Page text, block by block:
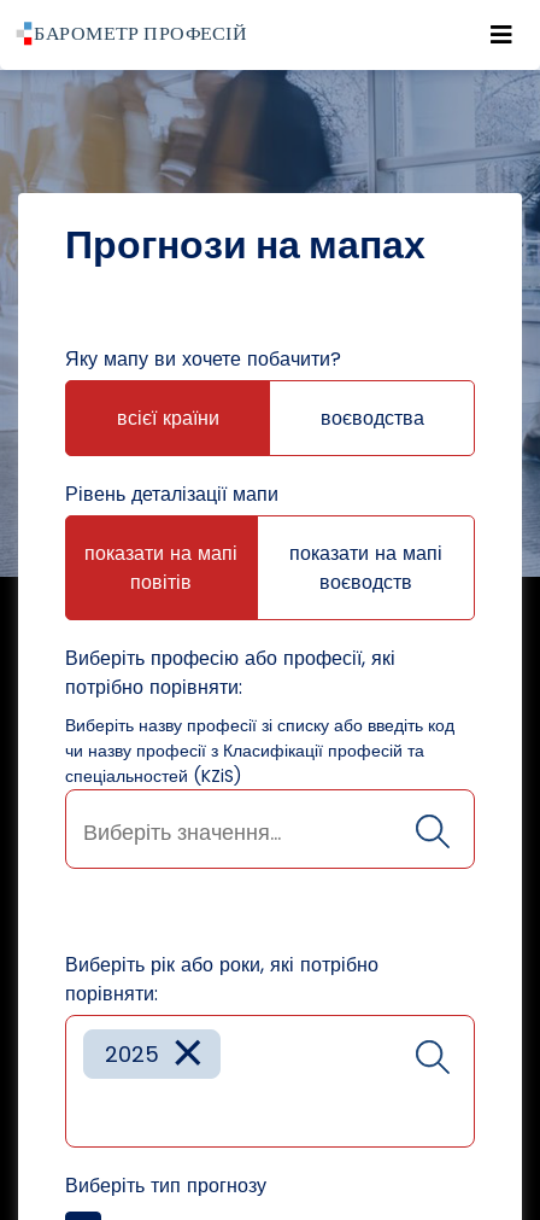
POWRÓT DO STRONY GŁÓWNEJ
ПРОГНОЗИ ПРОГНОЗИ НА МАПАХ
Прогнози на мапах
Яку мапу ви хочете побачити?
всієї країни воєводства
Рівень деталізації мапи
показати на мапі
повітів
показати на мапі
воєводств
Виберіть професію або професії, які
потрібно порівняти:
Виберіть назву професії зі списку або введіть код
чи назву професії з Класифікації професій та
спеціальностей (KZiS)
Виберіть рік або роки, які потрібно
порівняти:
×
2025
Виберіть тип прогнозу